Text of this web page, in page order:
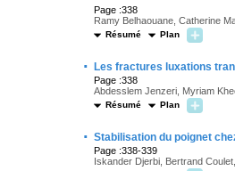
Page :338
Ramy Belhaouane, Catherine
Résumé Plan
· Les fractures luxations
Page :338
Abdesslem Jenzeri, Myriam
Résumé Plan
· Stabilisation du poignet
Page :338-339
Iskander Djerbi, Bertrand